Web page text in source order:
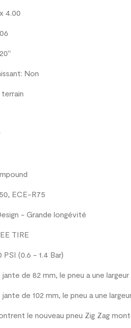
4.00
Non
ECE-R75
- Grande longévité
TIRE
(0.6 - 1.4 Bar)
de 82 mm, le pneu a une
de 102 mm, le pneu a une
le nouveau pneu Zig Zag